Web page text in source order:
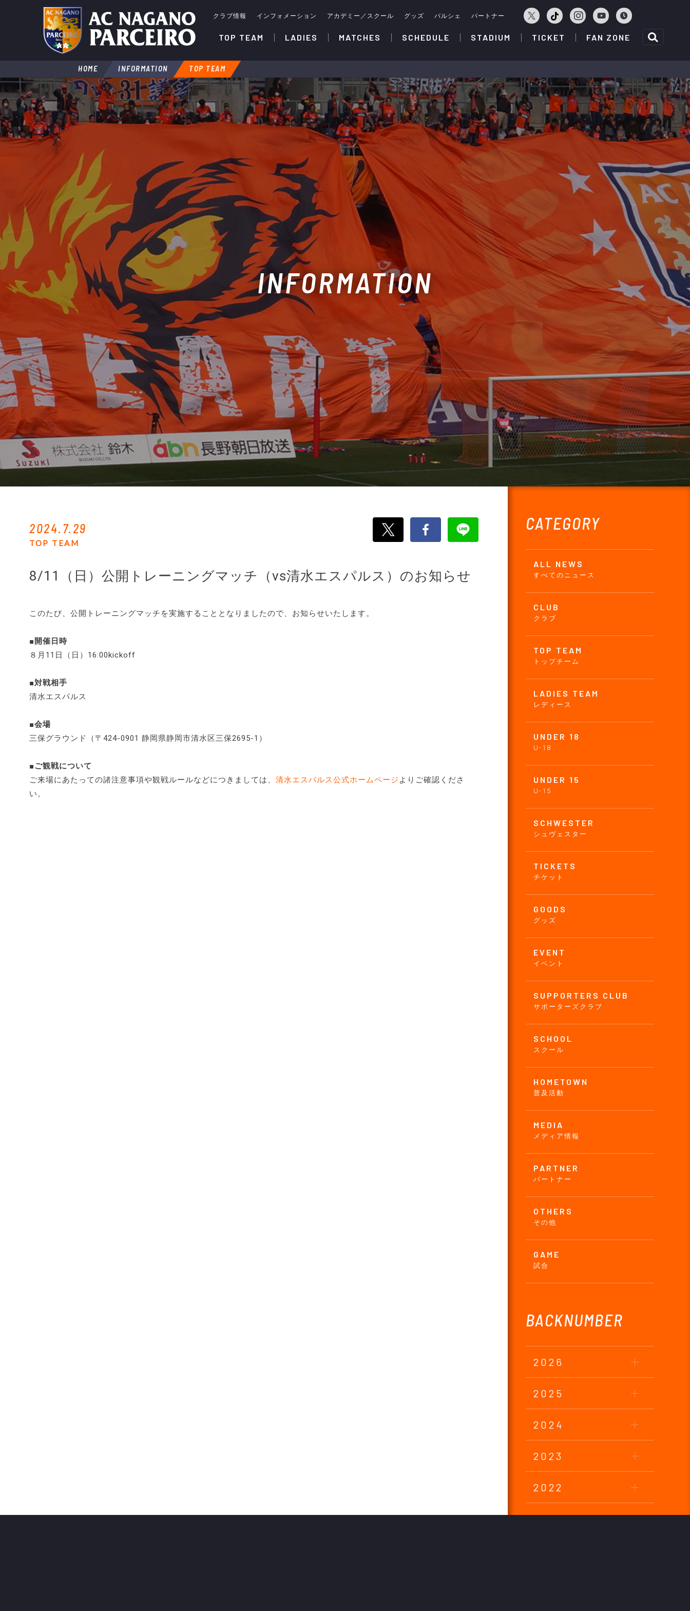
クラブ情報 インフォメーション アカデミー／スクール グッズ パルシェ パートナー
TOP TEAM LADIES MATCHES SCHEDULE STADIUM TICKET FAN ZONE
HOME INFORMATION TOP TEAM
INFORMATION
CATEGORY
ALL NEWS
すべてのニュース
CLUB
クラブ
TOP TEAM
トップチーム
LADIES TEAM
レディース
UNDER 18
U-18
UNDER 15
U-15
SCHWESTER
シュヴェスター
TICKETS
チケット
GOODS
グッズ
EVENT
イベント
SUPPORTERS CLUB
サポーターズクラブ
SCHOOL
スクール
HOMETOWN
普及活動
MEDIA
メディア情報
PARTNER
パートナー
OTHERS
その他
GAME
試合
BACKNUMBER
2026
2025
2024
2023
2022
2021
2024.7.29
TOP TEAM
8/11（日）公開トレーニングマッチ（vs清水エスパルス）のお知らせ
このたび、公開トレーニングマッチを実施することとなりましたので、お知らせいたします。
■開催日時
８月11日（日）16:00kickoff
■対戦相手
清水エスパルス
■会場
三保グラウンド（〒424-0901 静岡県静岡市清水区三保2695-1）
■ご観戦について
ご来場にあたっての諸注意事項や観戦ルールなどにつきましては、 清水エスパルス公式ホームページ よりご確認くださ
い。